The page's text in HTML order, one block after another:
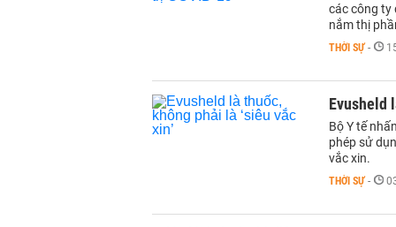
các công ty
nắm thị
THỜI SỰ -
Evusheld
Bộ Y tế
phép sử
vắc xin.
THỜI SỰ -